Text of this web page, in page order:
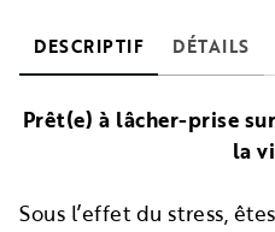
DESCRIPTIF DÉTAILS
Prêt(e) à lâcher-prise
la
Sous l’effet du stress,